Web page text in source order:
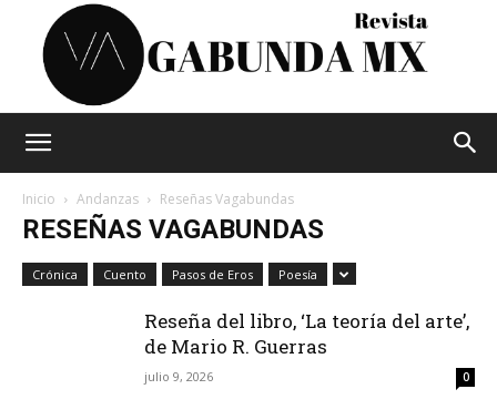
Mx
Inicio Andanzas Reseñas Vagabundas
RESEÑAS VAGABUNDAS
Crónica Cuento Pasos de Eros Poesía
Reseña del libro, ‘La teoría del arte’,
de Mario R. Guerras
julio 9, 2026 0